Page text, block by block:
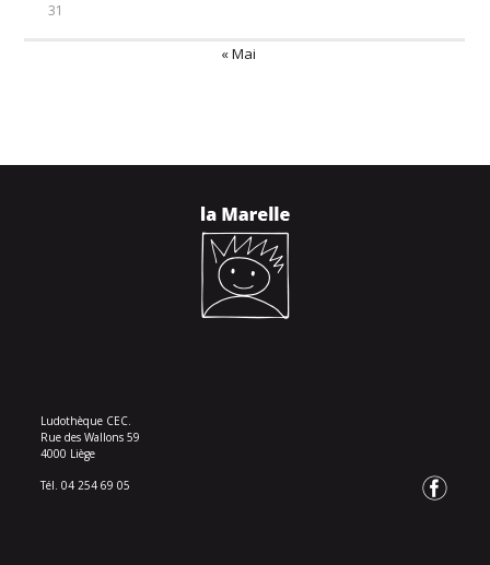
31
« Mai
Ludothèque CEC.
Rue des Wallons 59
4000 Liège
Tél. 04 254 69 05